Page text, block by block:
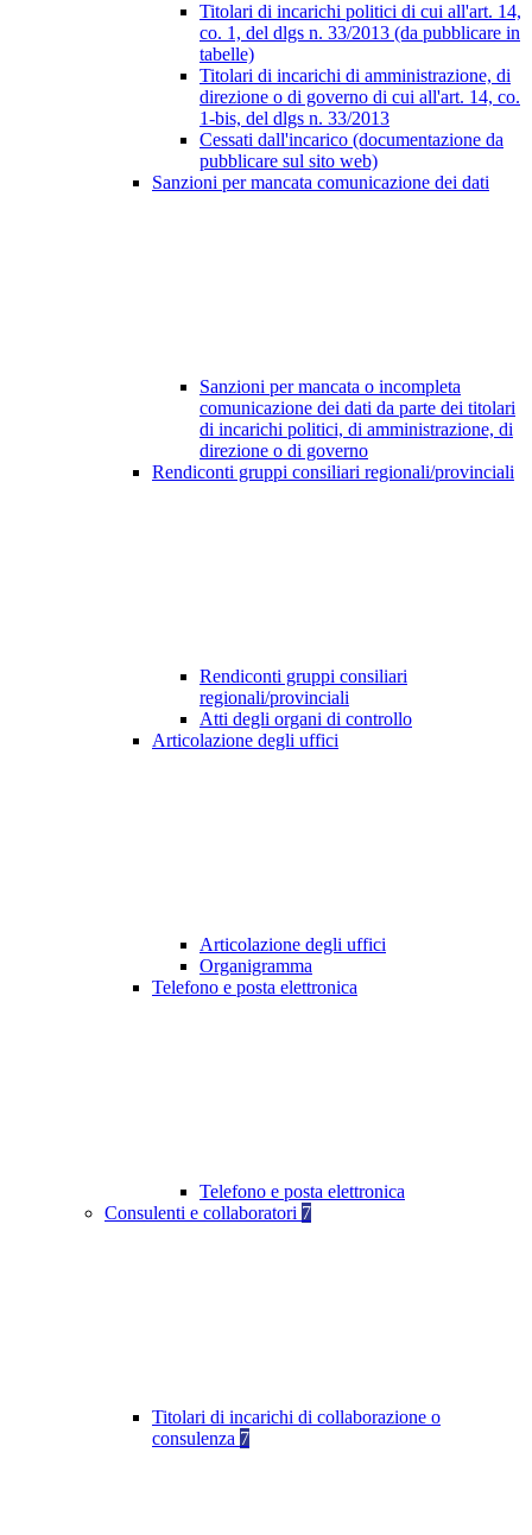
Titolari di incarichi politici di cui all'art. 14,
co. 1, del dlgs n. 33/2013 (da pubblicare in
tabelle)
Titolari di incarichi di amministrazione, di
direzione o di governo di cui all'art. 14, co.
1-bis, del dlgs n. 33/2013
Cessati dall'incarico (documentazione da
pubblicare sul sito web)
Sanzioni per mancata comunicazione dei dati
Sanzioni per mancata o incompleta
comunicazione dei dati da parte dei titolari
di incarichi politici, di amministrazione, di
direzione o di governo
Rendiconti gruppi consiliari regionali/provinciali
Rendiconti gruppi consiliari
regionali/provinciali
Atti degli organi di controllo
Articolazione degli uffici
Articolazione degli uffici
Organigramma
Telefono e posta elettronica
Telefono e posta elettronica
Consulenti e collaboratori 7
Titolari di incarichi di collaborazione o
consulenza 7